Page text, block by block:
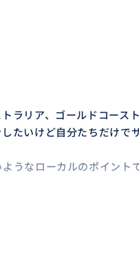
ラリア、ゴールドコース
たいけど自分たちだけで
うなローカルのポイント
イドが、ゴールドコース